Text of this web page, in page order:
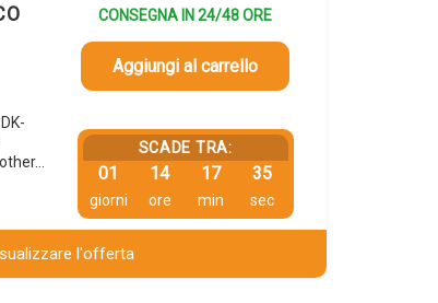
CONSEGNA IN 24/48 ORE
Aggiungi al carrello
SCADE TRA:
01
giorni
14
ore
17
min
34
sec
l'offerta